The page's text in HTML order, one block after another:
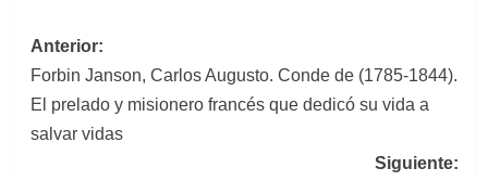
Navegación
de
entradas
Anterior:
Forbin Janson, Carlos Augusto. Conde de (1785-1844).
El prelado y misionero francés que dedicó su vida a
salvar vidas
Siguiente: